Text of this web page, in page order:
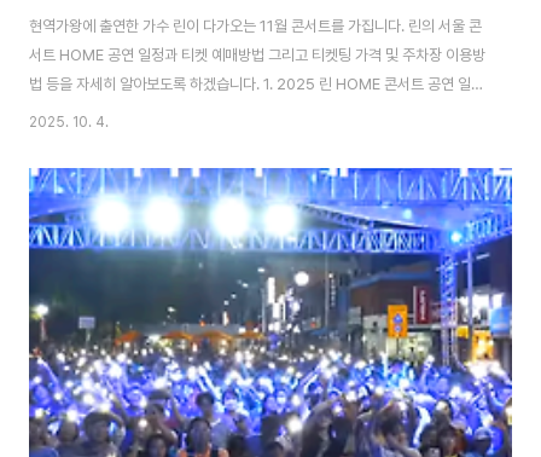
현역가왕에 출연한 가수 린이 다가오는 11월 콘서트를 가집니다. 린의 서울 콘
서트 HOME 공연 일정과 티켓 예매방법 그리고 티켓팅 가격 및 주차장 이용방
법 등을 자세히 알아보도록 하겠습니다. 1. 2025 린 HOME 콘서트 공연 일정
및 티켓 예매 가수 린의 HOME 콘서트의 공연시간은 인터미션 없이 120분이
예매 2025 린 콘서트 일정티켓 오픈 : 2025.10.15 (수) 오후 14:00공연 일
정 : 2025.11.28 (금)부터 ~ 11.29 (토)까지공연 시간 : (금) 저녁 7시 30분 /
(토) 오후 6시공연 장소 : 한전아트센터2. 린 HOME 콘서트 티켓 가격티켓 가
격티켓 가격R석 143,000원 S..
2025. 10. 4.